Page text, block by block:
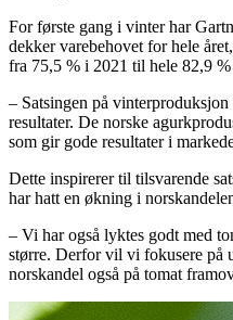
For første gang i vinter har
dekker varebehovet for hele
fra 75,5 % i 2021 til hele 82,9
– Satsingen på
resultater. De norske
som gir gode resultater i
Dette inspirerer til tilsvarende
har hatt en økning i
– Vi har også lyktes godt med
større. Derfor vil vi fokusere på
norskandel også på tomat